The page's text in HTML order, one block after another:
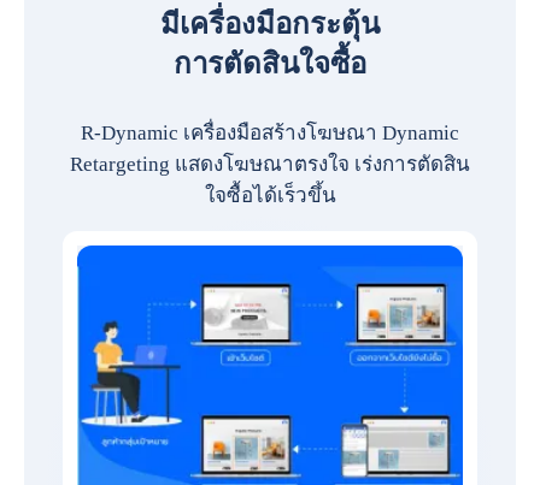
มีเครื่องมือกระตุ้น
การตัดสินใจซื้อ
R-Dynamic เครื่องมือสร้างโฆษณา Dynamic
Retargeting แสดงโฆษณาตรงใจ เร่งการตัดสิน
ใจซื้อได้เร็วขึ้น